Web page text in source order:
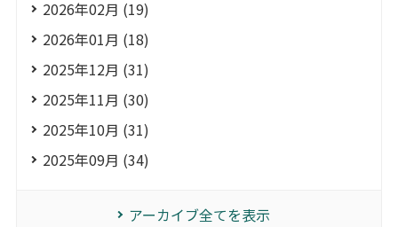
2026年02月 (19)
2026年01月 (18)
2025年12月 (31)
2025年11月 (30)
2025年10月 (31)
2025年09月 (34)
アーカイブ全てを表示